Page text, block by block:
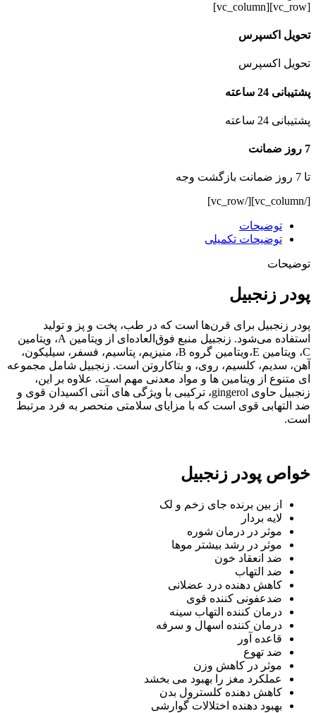
[vc_row][vc_column]
تحویل اکسپرس
تحویل اکسپرس
پشتیبانی 24 ساعته
پشتیبانی 24 ساعته
7 روز ضمانت
تا 7 روز ضمانت بازگشت وجه
[/vc_column][/vc_row]
توضیحات
توضیحات تکمیلی
توضیحات
پودر زنجبیل
پودر زنجبیل برای قرن‌ها است که در طب، پخت و پز و تولید
استفاده می‌شود. زنجبیل منبع فوق‌العاده‌ای از ویتامین A، ویتامین
C، ویتامین E،ویتامین گروه B، منیزیم، پتاسیم، فسفر، سیلیکون،
آهن، سدیم، کلسیم، روی، و بتاکاروتن است. زنجبیل شامل مجموعه
ای متنوع از ویتامین ها و مواد معدنی مهم است. علاوه بر این،
زنجبیل حاوی gingerol، ترکیبی با ویژگی‌ های آنتی ‌اکسیدان قوی و
ضد التهابی قوی است که با مزایای سلامتی منحصر به فرد مرتبط
است.
خواص پودر زنجبیل
از بین برنده جای زخم و لک
لایه بردار
موثر در درمان شوره
موثر در رشد بیشتر موها
ضد انعقاد خون
ضد التهاب
کاهش دهنده درد عضلانی
ضدعفونی کننده قوی
درمان کننده التهاب سینه
درمان کننده اسهال و سرفه
قاعده آور
ضد تهوع
موثر در کاهش وزن
عملکرد مغز را بهبود می بخشد
کاهش دهنده کلسترول بدن
بهبود دهنده اختلالات گوارشی